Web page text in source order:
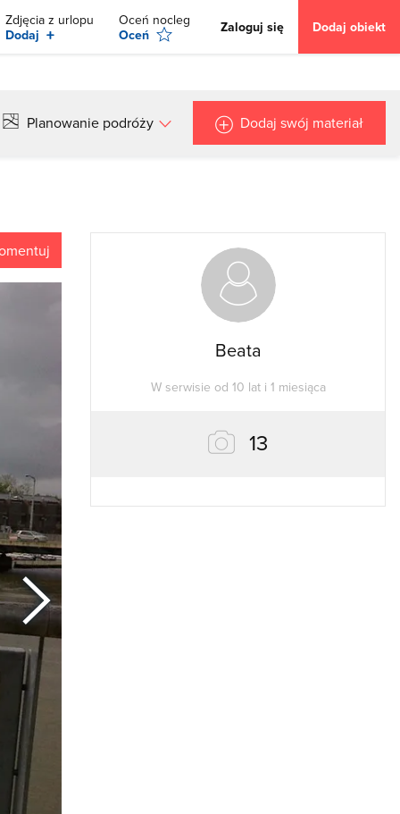
Zdjęcia z urlopu
Dodaj +
Oceń nocleg
Oceń
Zaloguj się Dodaj obiekt
Planowanie podróży Dodaj swój materiał
Beata
W serwisie od 10 lat i 1 miesiąca
13zdjęć